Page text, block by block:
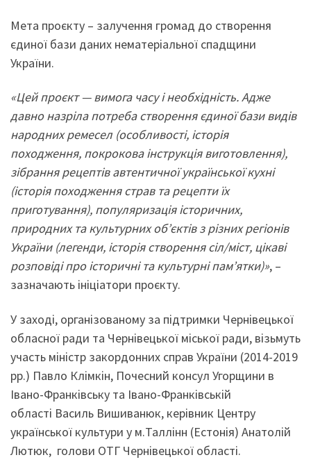
Мета проєкту – залучення громад до створення
єдиної бази даних нематеріальної спадщини
України.
«Цей проєкт — вимога часу і необхідність. Адже
давно назріла потреба створення єдиної бази видів
народних ремесел (особливості, історія
походження, покрокова інструкція виготовлення),
зібрання рецептів автентичної української кухні
(історія походження страв та рецепти їх
приготування), популяризація історичних,
природних та культурних об’єктів з різних регіонів
України (легенди, історія створення сіл/міст, цікаві
розповіді про історичні та культурні пам’ятки)», –
зазначають ініціатори проєкту.
У заході, організованому за підтримки Чернівецької
обласної ради та Чернівецької міської ради, візьмуть
участь міністр закордонних справ України (2014-2019
рр.) Павло Клімкін, Почесний консул Угорщини в
Івано-Франківську та Івано-Франківській
області Василь Вишиванюк, керівник Центру
української культури у м.Таллінн (Естонія) Анатолій
Лютюк, голови ОТГ Чернівецької області.